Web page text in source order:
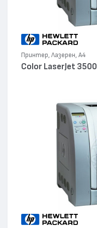
Принтер, Лазерен, А4
Color LaserJet 3500